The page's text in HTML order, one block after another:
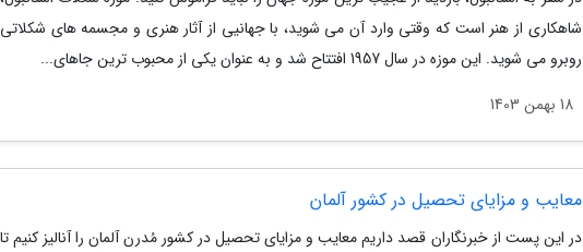
شاهکاری از هنر است که وقتی وارد آن می شوید، با جهانیی از آثار هنری و مجسمه های شکلاتی
روبرو می شوید. این موزه در سال 1957 افتتاح شد و به عنوان یکی از محبوب ترین جاهای...
18 بهمن 1403
معایب و مزایای تحصیل در کشور آلمان
در این پست از خبرنگاران قصد داریم معایب و مزایای تحصیل در کشور مُدرن آلمان را آنالیز کنیم تا